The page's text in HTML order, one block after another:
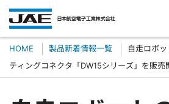
HOME 製品新着情報一覧
自走ロボ
ティングコネクタ「DW15シリーズ」を販売